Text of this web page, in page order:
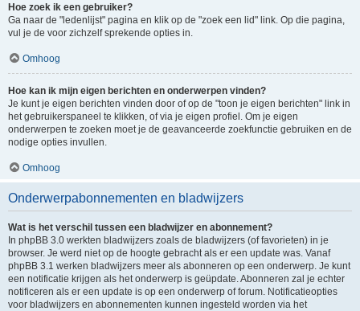
Hoe zoek ik een gebruiker?
Ga naar de "ledenlijst" pagina en klik op de "zoek een lid" link. Op die pagina,
vul je de voor zichzelf sprekende opties in.
Omhoog
Hoe kan ik mijn eigen berichten en onderwerpen vinden?
Je kunt je eigen berichten vinden door of op de "toon je eigen berichten" link in
het gebruikerspaneel te klikken, of via je eigen profiel. Om je eigen
onderwerpen te zoeken moet je de geavanceerde zoekfunctie gebruiken en de
nodige opties invullen.
Omhoog
Onderwerpabonnementen en bladwijzers
Wat is het verschil tussen een bladwijzer en abonnement?
In phpBB 3.0 werkten bladwijzers zoals de bladwijzers (of favorieten) in je
browser. Je werd niet op de hoogte gebracht als er een update was. Vanaf
phpBB 3.1 werken bladwijzers meer als abonneren op een onderwerp. Je kunt
een notificatie krijgen als het onderwerp is geüpdate. Abonneren zal je echter
notificeren als er een update is op een onderwerp of forum. Notificatieopties
voor bladwijzers en abonnementen kunnen ingesteld worden via het